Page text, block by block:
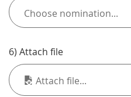
Choose nomination...
6) Attach file
Attach file...